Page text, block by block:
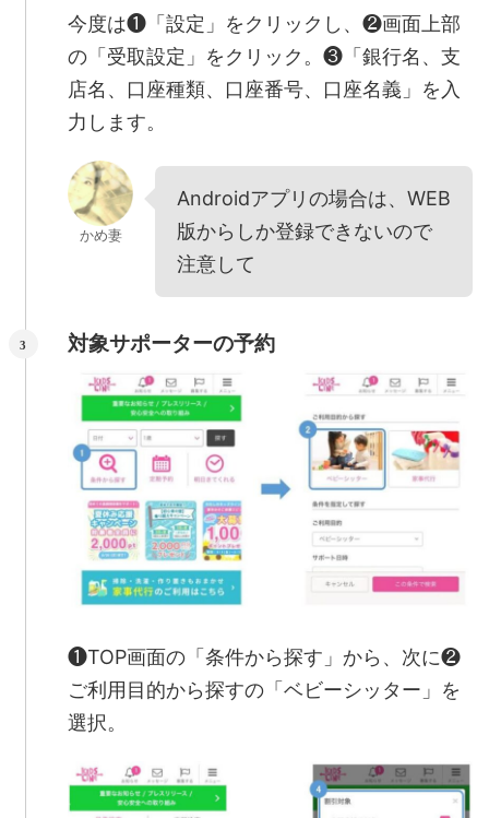
今度は❶「設定」をクリックし、❷画面上部
の「受取設定」をクリック。❸「銀行名、支
店名、口座種類、口座番号、口座名義」を入
力します。
かめ妻
Androidアプリの場合は、WEB
版からしか登録できないので
注意して
対象サポーターの予約
❶TOP画面の「条件から探す」から、次に❷
ご利用目的から探すの「ベビーシッター」を
選択。